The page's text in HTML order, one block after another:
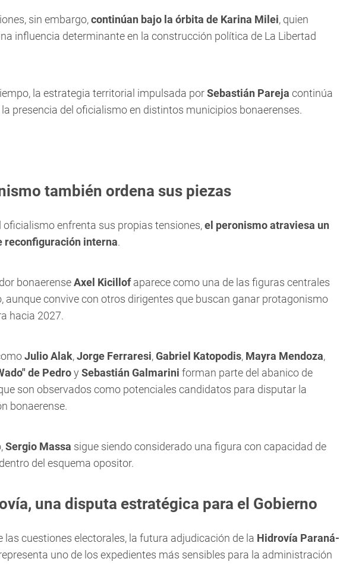
sin embargo,continúan bajo la órbita de Karina Milei, quien
influencia determinante en la construcción política de La Libertad
la estrategia territorial impulsada porSebastián Pareja continúa
presencia del oficialismo en distintos municipios bonaerenses.
también ordena sus piezas
oficialismo enfrenta sus propias tensiones,el peronismo atraviesa un
reconfiguración interna.
bonaerenseAxel Kicillofaparece como una de las figuras centrales
aunque convive con otros dirigentes que buscan ganar protagonismo
hacia 2027.
Julio Alak,Jorge Ferraresi,Gabriel Katopodis, Mayra Mendoza,
de Pedroy Sebastián Galmarini forman parte del abanico de
son observados como potenciales candidatos para disputar la
bonaerense.
Sergio Massa sigue siendo considerado una figura con capacidad de
del esquema opositor.
una disputa estratégica para el Gobierno
las cuestiones electorales, la futura adjudicación de la Hidrovía Paraná-
uno de los expedientes más sensibles para la administración